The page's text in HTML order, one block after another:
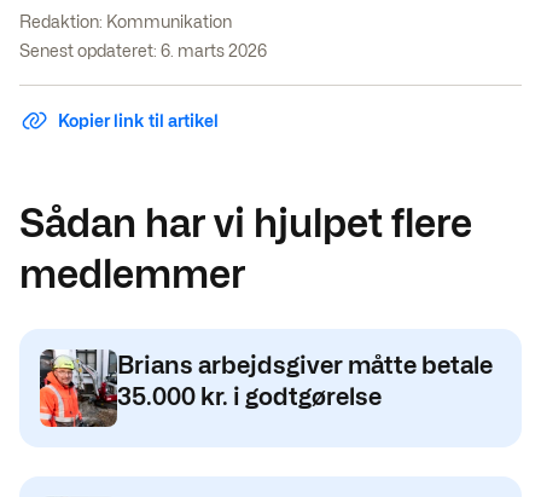
Redaktion: Kommunikation
Senest opdateret: 6. marts 2026
Kopier link til artikel
Sådan har vi hjulpet flere
medlemmer
Brians arbejdsgiver måtte betale
35.000 kr. i godtgørelse